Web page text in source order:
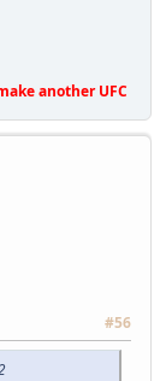
another UFC
#56